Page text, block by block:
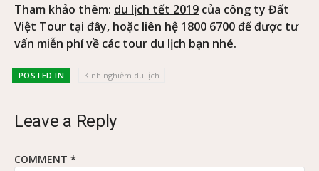
Tham khảo thêm: du lịch tết 2019 của công ty Đất
Việt Tour tại đây, hoặc liên hệ 1800 6700 để được tư
vấn miễn phí về các tour du lịch bạn nhé.
POSTED IN Kinh nghiệm du lịch
Leave a Reply
COMMENT *